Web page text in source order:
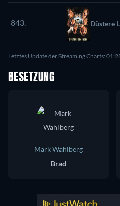
843. Düstere
Letztes Update der Streaming Charts:
BESETZUNG
Mark Wahlberg
Brad